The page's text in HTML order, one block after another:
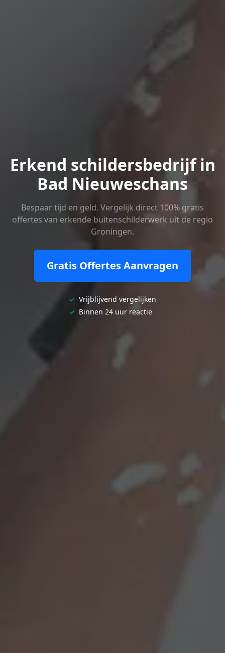
Erkend schildersbedrijf in
Bad Nieuweschans
Bespaar tijd en geld. Vergelijk direct 100% gratis
offertes van erkende buitenschilderwerk uit de regio
Groningen.
Gratis Offertes Aanvragen
✓ Vrijblijvend vergelijken
✓ Binnen 24 uur reactie